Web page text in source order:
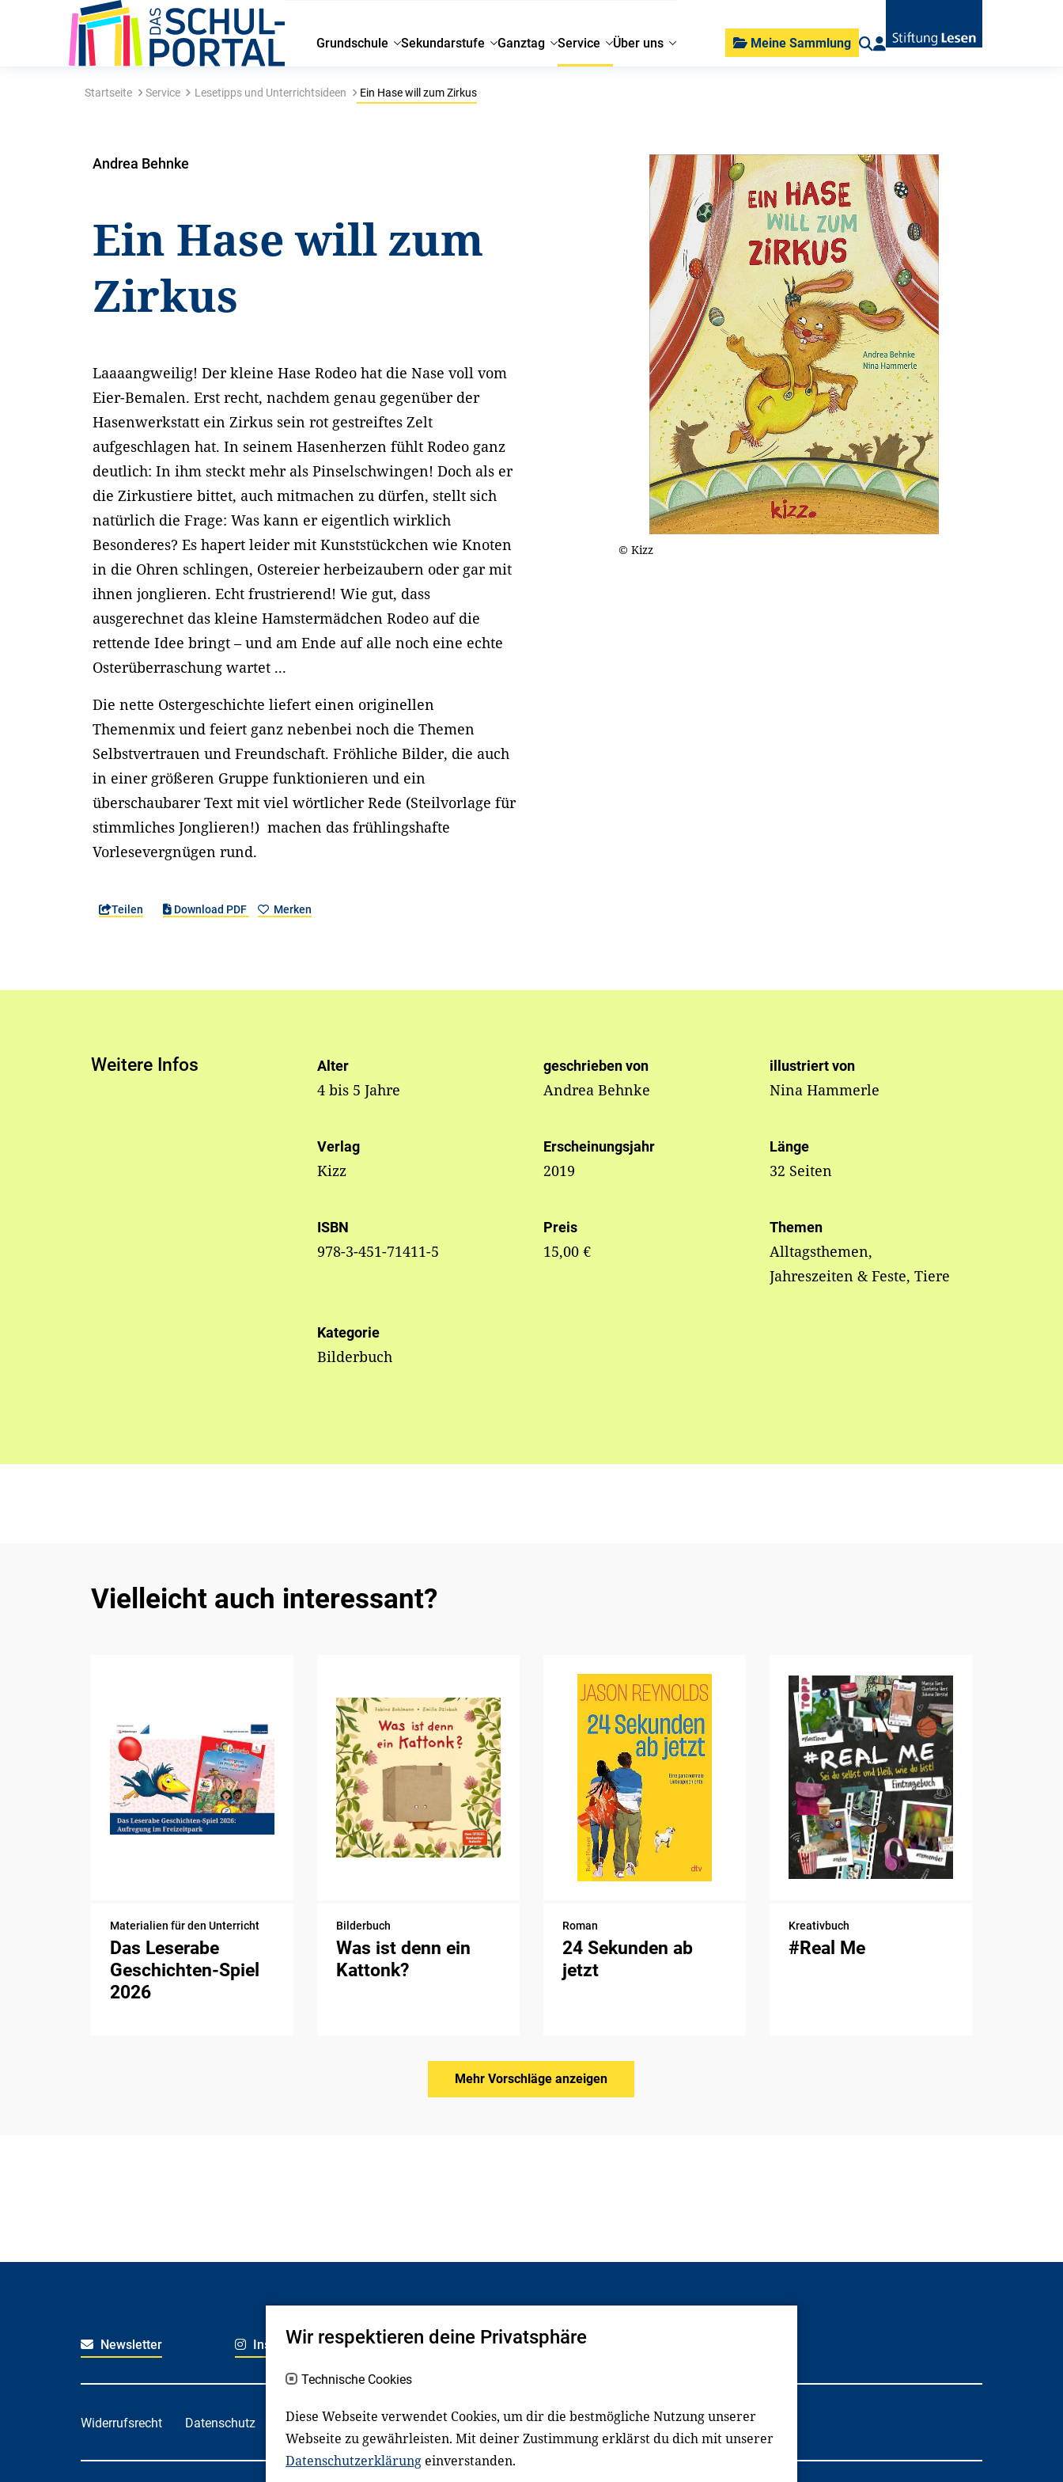
Grundschule Sekundarstufe Ganztag Service Über uns Meine Sammlung
Startseite Service Lesetipps und Unterrichtsideen Ein Hase will zum Zirkus
Andrea Behnke
Ein Hase will zum
Zirkus
Laaaangweilig! Der kleine Hase Rodeo hat die Nase voll vom
Eier-Bemalen. Erst recht, nachdem genau gegenüber der
Hasenwerkstatt ein Zirkus sein rot gestreiftes Zelt
aufgeschlagen hat. In seinem Hasenherzen fühlt Rodeo ganz
deutlich: In ihm steckt mehr als Pinselschwingen! Doch als er
die Zirkustiere bittet, auch mitmachen zu dürfen, stellt sich
natürlich die Frage: Was kann er eigentlich wirklich
Besonderes? Es hapert leider mit Kunststückchen wie Knoten
in die Ohren schlingen, Ostereier herbeizaubern oder gar mit
ihnen jonglieren. Echt frustrierend! Wie gut, dass
ausgerechnet das kleine Hamstermädchen Rodeo auf die
rettende Idee bringt – und am Ende auf alle noch eine echte
Osterüberraschung wartet ...
Die nette Ostergeschichte liefert einen originellen
Themenmix und feiert ganz nebenbei noch die Themen
Selbstvertrauen und Freundschaft. Fröhliche Bilder, die auch
in einer größeren Gruppe funktionieren und ein
überschaubarer Text mit viel wörtlicher Rede (Steilvorlage für
stimmliches Jonglieren!) machen das frühlingshafte
Vorlesevergnügen rund.
Teilen Download PDF Merken
© Kizz
Weitere Infos Alter
4 bis 5 Jahre
geschrieben von
Andrea Behnke
illustriert von
Nina Hammerle
Verlag
Kizz
Erscheinungsjahr
2019
Länge
32 Seiten
ISBN
978-3-451-71411-5
Preis
15,00 €
Themen
Alltagsthemen,
Jahreszeiten & Feste, Tiere
Kategorie
Bilderbuch
Vielleicht auch interessant?
Materialien für den Unterricht
Das Leserabe
Geschichten-Spiel
2026
Bilderbuch
Was ist denn ein
Kattonk?
Roman
24 Sekunden ab
jetzt
Kreativbuch
#Real Me
Mehr Vorschläge anzeigen
Newsletter Instagram Facebook LinkedIn
Widerrufsrecht Datenschutz Haftungsausschluss Impressum
Wir respektieren deine Privatsphäre
Technische Cookies
Diese Webseite verwendet Cookies, um dir die bestmögliche Nutzung unserer
Webseite zu gewährleisten. Mit deiner Zustimmung erklärst du dich mit unserer
Datenschutzerklärung einverstanden.